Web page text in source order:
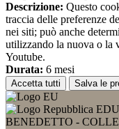
Descrizione: Questo
traccia delle preferenze
nei siti; può anche
utilizzando la nuova o la
Youtube.
Durata: 6 mesi
Accetta tutti Salva le
BENEDETTO -